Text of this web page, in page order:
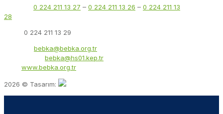
0 224 211 13 27 – 0 224 211 13 26 – 0 224 211 13
28
0 224 211 13 29
bebka@bebka.org.tr
bebka@hs01.kep.tr
www.bebka.org.tr
2026 © Tasarım: